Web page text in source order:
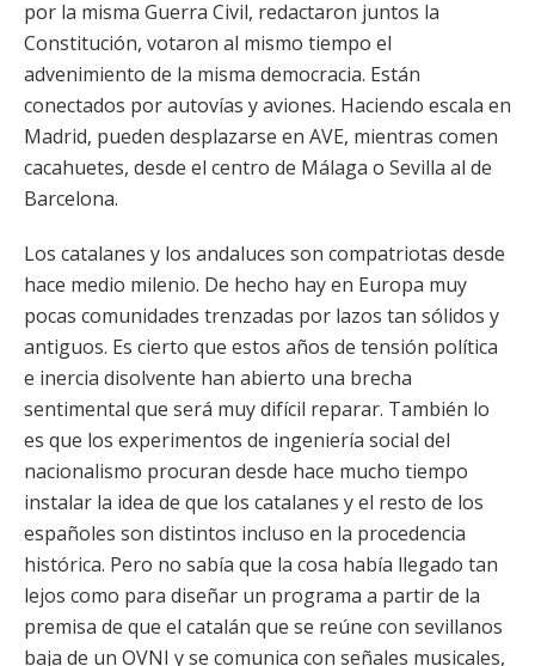
por la misma Guerra Civil, redactaron juntos la
Constitución, votaron al mismo tiempo el
advenimiento de la misma democracia. Están
conectados por autovías y aviones. Haciendo escala en
Madrid, pueden desplazarse en AVE, mientras comen
cacahuetes, desde el centro de Málaga o Sevilla al de
Barcelona.
Los catalanes y los andaluces son compatriotas desde
hace medio milenio. De hecho hay en Europa muy
pocas comunidades trenzadas por lazos tan sólidos y
antiguos. Es cierto que estos años de tensión política
e inercia disolvente han abierto una brecha
sentimental que será muy difícil reparar. También lo
es que los experimentos de ingeniería social del
nacionalismo procuran desde hace mucho tiempo
instalar la idea de que los catalanes y el resto de los
españoles son distintos incluso en la procedencia
histórica. Pero no sabía que la cosa había llegado tan
lejos como para diseñar un programa a partir de la
premisa de que el catalán que se reúne con sevillanos
baja de un OVNI y se comunica con señales musicales,